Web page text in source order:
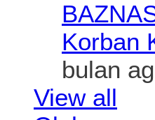
Korban
bulan
View all